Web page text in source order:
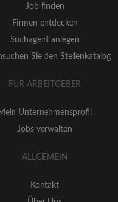
Job finden
Firmen entdecken
Suchagent anlegen
Sie den Stellenkatalog
FÜR ARBEITGEBER
Unternehmensprofil
Jobs verwalten
ALLGEMEIN
Kontakt